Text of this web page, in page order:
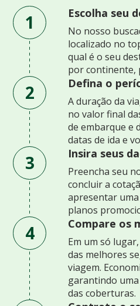
1 Escolha seu
No nosso
localizado no
qual é o seu
por continente,
2 Defina o
A duração da
no valor final
de embarque e
datas de ida e
3 Insira seus
Preencha seu
concluir a
apresentar
planos
4 Compare os
Em um só
das melhores
viagem.
garantindo
das coberturas.